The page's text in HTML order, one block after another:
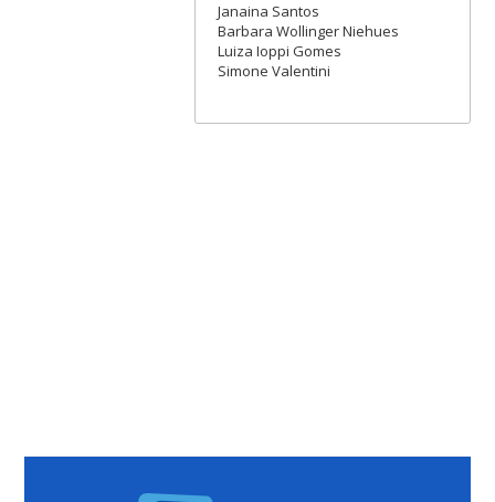
Janaina Santos
Barbara Wollinger Niehues
Luiza Ioppi Gomes
Simone Valentini